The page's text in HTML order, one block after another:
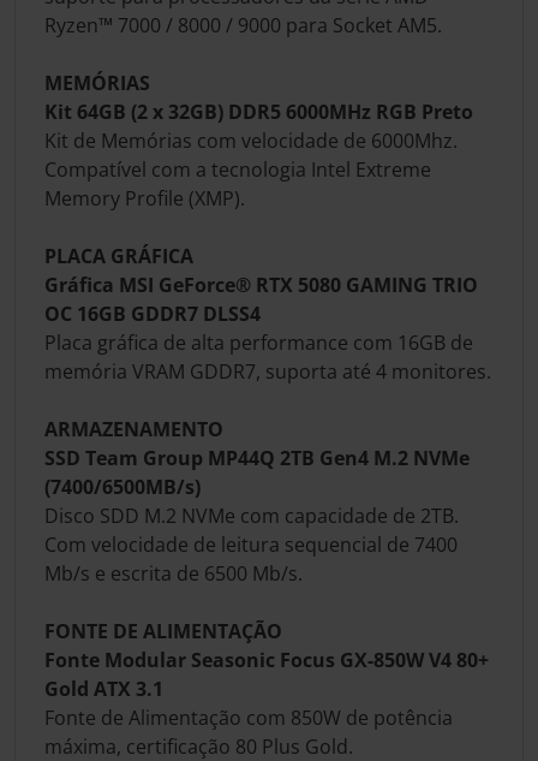
Ryzen™ 7000 / 8000 / 9000 para Socket AM5.
MEMÓRIAS
Kit 64GB (2 x 32GB) DDR5 6000MHz RGB Preto
Kit de Memórias com velocidade de 6000Mhz.
Compatível com a tecnologia Intel Extreme
Memory Profile (XMP).
PLACA GRÁFICA
Gráfica MSI GeForce® RTX 5080 GAMING TRIO
OC 16GB GDDR7 DLSS4
Placa gráfica de alta performance com 16GB de
memória VRAM GDDR7, suporta até 4 monitores.
ARMAZENAMENTO
SSD Team Group MP44Q 2TB Gen4 M.2 NVMe
(7400/6500MB/s)
Disco SDD M.2 NVMe com capacidade de 2TB.
Com velocidade de leitura sequencial de 7400
Mb/s e escrita de 6500 Mb/s.
FONTE DE ALIMENTAÇÃO
Fonte Modular Seasonic Focus GX-850W V4 80+
Gold ATX 3.1
Fonte de Alimentação com 850W de potência
máxima, certificação 80 Plus Gold.